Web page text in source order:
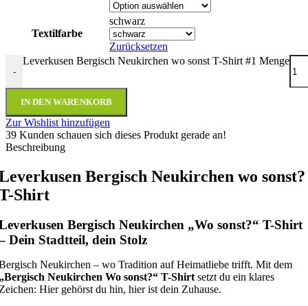
Textilfarbe
schwarz
Zurücksetzen
-
Leverkusen Bergisch Neukirchen wo sonst T-Shirt #1 Menge
IN DEN WARENKORB
Zur Wishlist hinzufügen
39 Kunden schauen sich dieses Produkt gerade an!
Beschreibung
Bergisch Neukirchen wo sonst?
Shirt
Bergisch Neukirchen „Wo sonst?“ T-Shirt
Dein Stadtteil, dein Stolz
Neukirchen – wo Tradition auf Heimatliebe trifft. Mit dem
Neukirchen Wo sonst?“ T-Shirt setzt du ein klares
Hier gehörst du hin, hier ist dein Zuhause.